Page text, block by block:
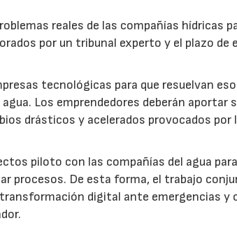
reales de las compañías hídricas
por un tribunal experto y el plazo de
tecnológicas para que resuelvan
Los emprendedores deberán aportar
drásticos y acelerados provocados por
piloto con las compañías del agua
procesos. De esta forma, el trabajo
digital ante emergencias y